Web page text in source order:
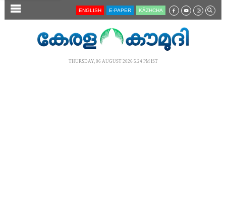
SECTIONS ENGLISH E-PAPER KĀZHCHA
THURSDAY, 06 AUGUST 2026 5.24 PM IST